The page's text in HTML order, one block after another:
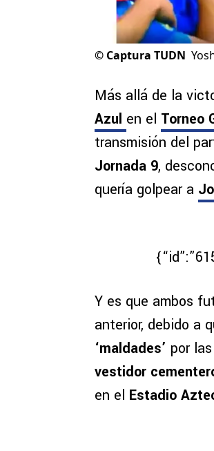
© Captura TUDN
Más allá de la
Azul en el Torneo
transmisión del
Jornada 9,
quería golpear a
Y es que ambos
anterior, debido a
‘maldades’ por
vestidor
en el Estadio